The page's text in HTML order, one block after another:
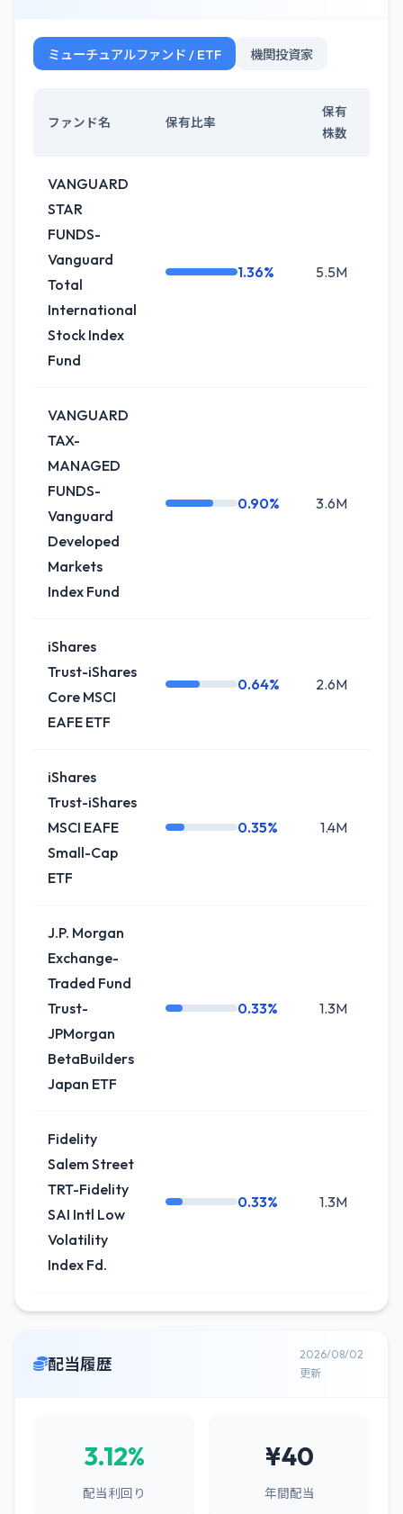
ミューチュアルファンド / ETF 機関投資家
ファンド名 保有比率
保有
株数
VANGUARD
STAR
FUNDS-
Vanguard
Total
International
Stock Index
Fund
1.36% 5.5M
VANGUARD
TAX-
MANAGED
FUNDS-
Vanguard
Developed
Markets
Index Fund
0.90% 3.6M
iShares
Trust-iShares
Core MSCI
EAFE ETF
0.64% 2.6M
iShares
Trust-iShares
MSCI EAFE
Small-Cap
ETF
0.35% 1.4M
J.P. Morgan
Exchange-
Traded Fund
Trust-
JPMorgan
BetaBuilders
Japan ETF
0.33% 1.3M
Fidelity
Salem Street
TRT-Fidelity
SAI Intl Low
Volatility
Index Fd.
0.33% 1.3M
配当履歴
2026/08/02
更新
3.12%
配当利回り
¥40
年間配当